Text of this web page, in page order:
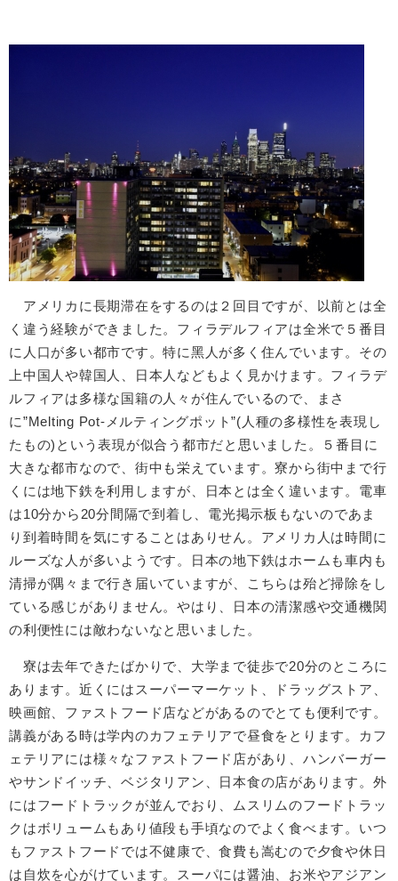
アメリカに⻑期滞在をするのは２回⽬ですが、以前とは全
く違う経験ができました。フィラデルフィアは全⽶で５番⽬
に⼈⼝が多い都市です。特に⿊⼈が多く住んでいます。その
上中国⼈や韓国⼈、⽇本⼈などもよく⾒かけます。フィラデ
ルフィアは多様な国籍の⼈々が住んでいるので、まさ
に”Melting Pot-メルティングポット”(⼈種の多様性を表現し
たもの)という表現が似合う都市だと思いました。５番⽬に
⼤きな都市なので、街中も栄えています。寮から街中まで⾏
くには地下鉄を利⽤しますが、⽇本とは全く違います。電⾞
は10分から20分間隔で到着し、電光掲⽰板もないのであま
り到着時間を気にすることはありせん。アメリカ⼈は時間に
ルーズな⼈が多いようです。⽇本の地下鉄はホームも⾞内も
清掃が隅々まで⾏き届いていますが、こちらは殆ど掃除をし
ている感じがありません。やはり、⽇本の清潔感や交通機関
の利便性には敵わないなと思いました。
寮は去年できたばかりで、⼤学まで徒歩で20分のところに
あります。近くにはスーパーマーケット、ドラッグストア、
映画館、ファストフード店などがあるのでとても便利です。
講義がある時は学内のカフェテリアで昼⾷をとります。カフ
ェテリアには様々なファストフード店があり、ハンバーガー
やサンドイッチ、ベジタリアン、⽇本⾷の店があります。外
にはフードトラックが並んでおり、ムスリムのフードトラッ
クはボリュームもあり値段も⼿頃なのでよく⾷べます。いつ
もファストフードでは不健康で、⾷費も嵩むので⼣⾷や休⽇
は⾃炊を⼼がけています。スーパには醤油、お⽶やアジアン